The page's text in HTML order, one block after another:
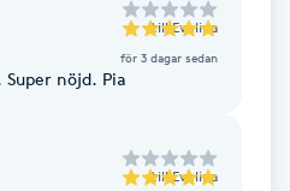
till Evelina
för 3 dagar sedan
nöjd. Pia
till Evelina